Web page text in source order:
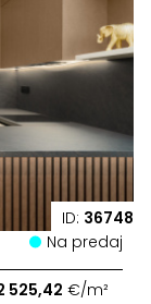
ID: 36748
Na predaj
525,42 €/m²